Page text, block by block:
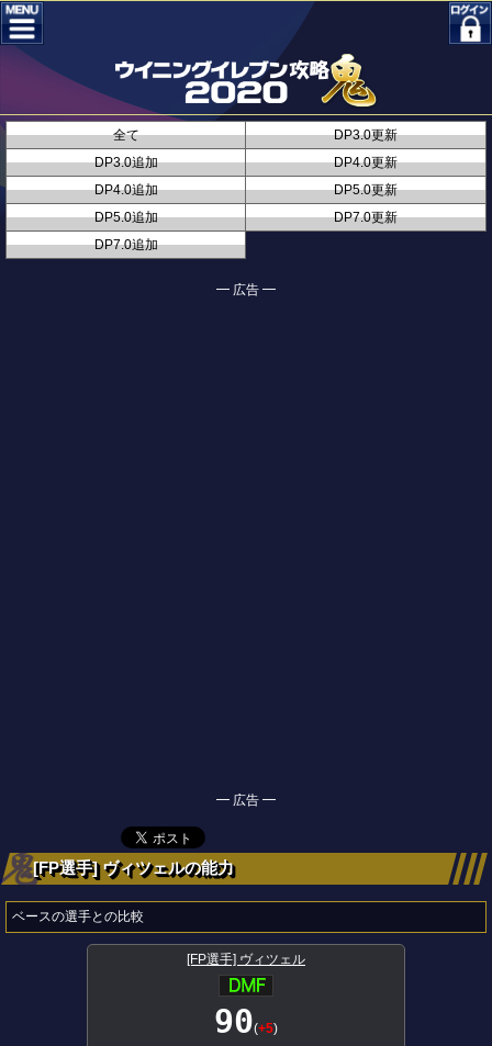
全て
DP3.0更新
DP3.0追加
DP4.0更新
DP4.0追加
DP5.0更新
DP5.0追加
DP7.0更新
DP7.0追加
━ 広告 ━
━ 広告 ━
[FP選手] ヴィツェルの能力
ベースの選手との比較
[FP選手] ヴィツェル
90(+5)